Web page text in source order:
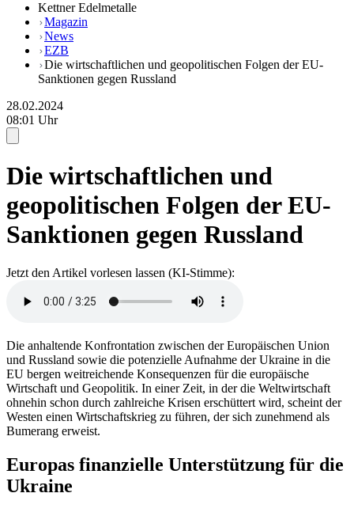
Kettner Edelmetalle
Magazin
News
EZB
Die wirtschaftlichen und geopolitischen Folgen der EU-
Sanktionen gegen Russland
28.02.2024
08:01 Uhr
Die wirtschaftlichen und
geopolitischen Folgen der EU-
Sanktionen gegen Russland
Jetzt den Artikel vorlesen lassen (KI-Stimme):
Die anhaltende Konfrontation zwischen der Europäischen Union
und Russland sowie die potenzielle Aufnahme der Ukraine in die
EU bergen weitreichende Konsequenzen für die europäische
Wirtschaft und Geopolitik. In einer Zeit, in der die Weltwirtschaft
ohnehin schon durch zahlreiche Krisen erschüttert wird, scheint der
Westen einen Wirtschaftskrieg zu führen, der sich zunehmend als
Bumerang erweist.
Europas finanzielle Unterstützung für die
Ukraine